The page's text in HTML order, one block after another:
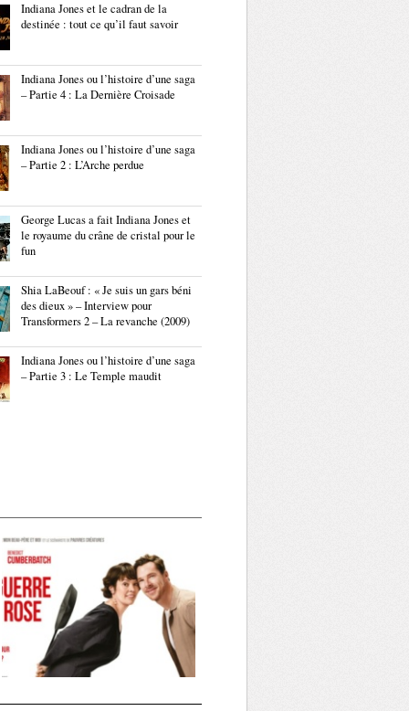
Indiana Jones et le cadran de la
destinée : tout ce qu’il faut savoir
Indiana Jones ou l’histoire d’une saga
– Partie 4 : La Dernière Croisade
Indiana Jones ou l’histoire d’une saga
– Partie 2 : L’Arche perdue
George Lucas a fait Indiana Jones et
le royaume du crâne de cristal pour le
fun
Shia LaBeouf : « Je suis un gars béni
des dieux » – Interview pour
Transformers 2 – La revanche (2009)
Indiana Jones ou l’histoire d’une saga
– Partie 3 : Le Temple maudit